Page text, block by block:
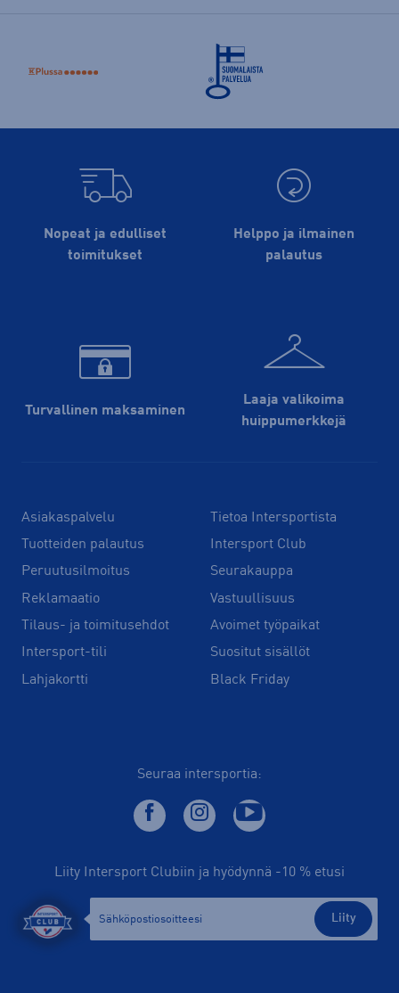
Nopeat ja edulliset
toimitukset
Helppo ja ilmainen
palautus
Turvallinen maksaminen
Laaja valikoima
huippu­merkkejä
Asiakaspalvelu
Tuotteiden palautus
Peruutusilmoitus
Reklamaatio
Tilaus- ja toimitusehdot
Intersport-tili
Lahjakortti
Tietoa Intersportista
Intersport Club
Seurakauppa
Vastuullisuus
Avoimet työpaikat
Suositut sisällöt
Black Friday
Seuraa intersportia:
Liity Intersport Clubiin ja hyödynnä -10 % etusi
Liity